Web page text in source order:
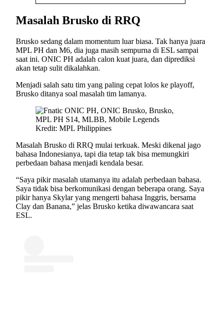
Masalah Brusko di RRQ
Brusko sedang dalam momentum luar biasa. Tak hanya juara
MPL PH dan M6, dia juga masih sempurna di ESL sampai
saat ini. ONIC PH adalah calon kuat juara, dan diprediksi
akan tetap sulit dikalahkan.
Menjadi salah satu tim yang paling cepat lolos ke playoff,
Brusko ditanya soal masalah tim lamanya.
Kredit: MPL Philippines
Masalah Brusko di RRQ mulai terkuak. Meski dikenal jago
bahasa Indonesianya, tapi dia tetap tak bisa memungkiri
perbedaan bahasa menjadi kendala besar.
“Saya pikir masalah utamanya itu adalah perbedaan bahasa.
Saya tidak bisa berkomunikasi dengan beberapa orang. Saya
pikir hanya Skylar yang mengerti bahasa Inggris, bersama
Clay dan Banana,” jelas Brusko ketika diwawancara saat
ESL.